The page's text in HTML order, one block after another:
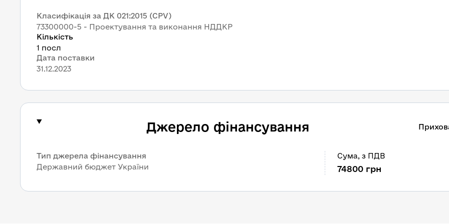
Класифікація за ДК 021:2015 (CPV)
73300000-5 - Проектування та виконання НДДКР
Кількість
1 посл
Дата поставки
31.12.2023
Джерело фінансування
Тип джерела фінансування
Державний бюджет України
Сума, з ПДВ
74800 грн